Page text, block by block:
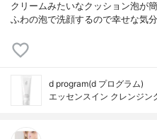
クリームみたいなクッション泡が
ふわの泡で洗顔するので幸せな気
d program(d プログラム)
エッセンスイン クレンジン